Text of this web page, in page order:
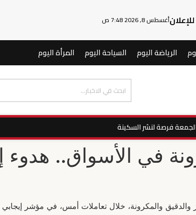
للإعلانأغسطس 8, 2026 7:48 ص
الرياضة اليوم السياحة اليوم المرأة اليوم
فرصة لنشر السكينة
في الأسواق.. هدوء
والدقيق والمكرونة، خلال تعاملات أمس، في مؤشر